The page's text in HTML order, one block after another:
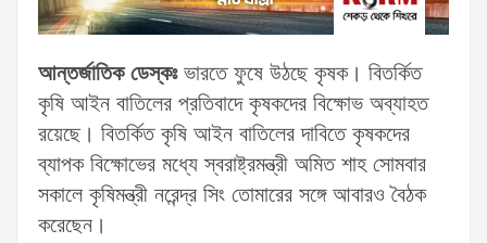
আন্তর্জাতিক ডেস্কঃভারতে ফুষে উঠছে কৃষক। বিতর্কিত
কৃষি আইন বাতিলের প্রতিবাদে কৃষকদের বিক্ষোভ অব্যাহত
রয়েছে। বিতর্কিত কৃষি আইন বাতিলের দাবিতে কৃষকদের
ব্যাপক বিক্ষোভের মধ্যে স্বরাষ্ট্রমন্ত্রী অমিত শাহ সোমবার
সকালে কৃষিমন্ত্রী নরেন্দ্র সিং তোমারের সঙ্গে আবারও বৈঠক
করেছেন।